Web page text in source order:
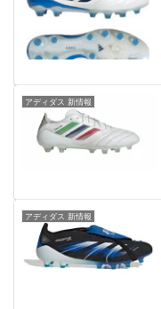
アディダス 新情報
アディダス 新情報